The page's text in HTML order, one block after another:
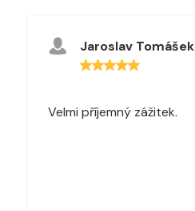
Jaroslav Tomášek
Velmi příjemný zážitek.